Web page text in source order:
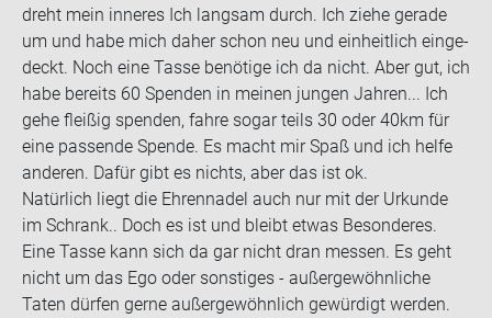
dreht mein in­ne­res Ich lang­sam durch. Ich ziehe ge­ra­de
um und habe mich daher schon neu und ein­heit­lich ein­ge­
deckt. Noch eine Tasse be­nö­ti­ge ich da nicht. Aber gut, ich
habe be­reits 60 Spen­den in mei­nen jun­gen Jah­ren... Ich
gehe flei­ßig spen­den, fahre sogar teils 30 oder 40km für
eine pas­sen­de Spen­de. Es macht mir Spaß und ich helfe
an­de­ren. Dafür gibt es nichts, aber das ist ok.
Na­tür­lich liegt die Eh­ren­na­del auch nur mit der Ur­kun­de
im Schrank.. Doch es ist und bleibt etwas Be­son­de­res.
Eine Tasse kann sich da gar nicht dran mes­sen. Es geht
nicht um das Ego oder sons­ti­ges - au­ßer­ge­wöhn­li­che
Taten dür­fen gerne au­ßer­ge­wöhn­lich ge­wür­digt wer­den.